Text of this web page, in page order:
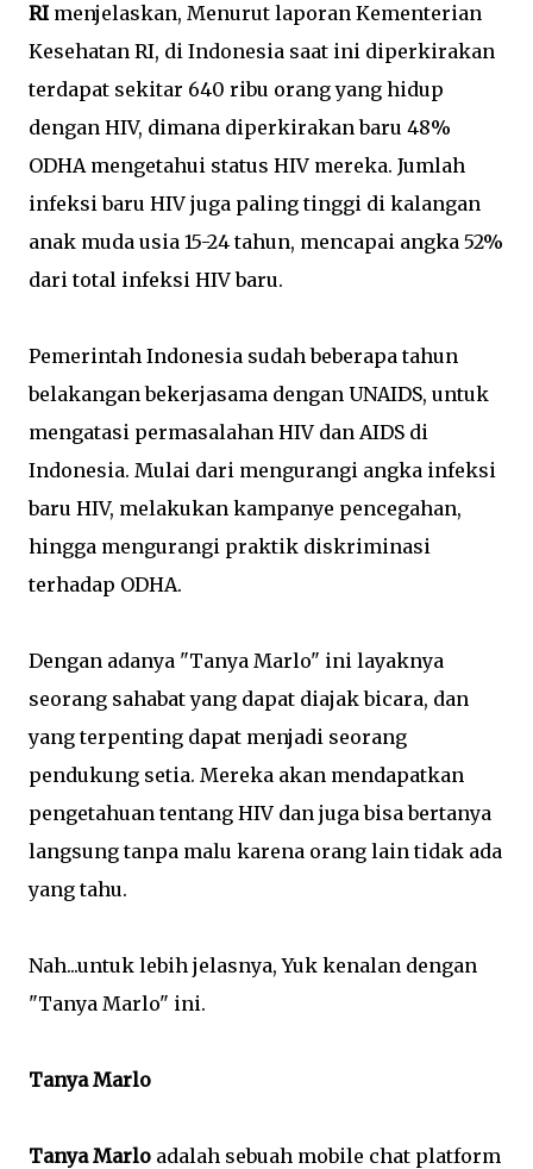
RI menjelaskan, Menurut laporan Kementerian
Kesehatan RI, di Indonesia saat ini diperkirakan
terdapat sekitar 640 ribu orang yang hidup
dengan HIV, dimana diperkirakan baru 48%
ODHA mengetahui status HIV mereka. Jumlah
infeksi baru HIV juga paling tinggi di kalangan
anak muda usia 15-24 tahun, mencapai angka 52%
dari total infeksi HIV baru.
Pemerintah Indonesia sudah beberapa tahun
belakangan bekerjasama dengan UNAIDS, untuk
mengatasi permasalahan HIV dan AIDS di
Indonesia. Mulai dari mengurangi angka infeksi
baru HIV, melakukan kampanye pencegahan,
hingga mengurangi praktik diskriminasi
terhadap ODHA.
Dengan adanya "Tanya Marlo" ini layaknya
seorang sahabat yang dapat diajak bicara, dan
yang terpenting dapat menjadi seorang
pendukung setia. Mereka akan mendapatkan
pengetahuan tentang HIV dan juga bisa bertanya
langsung tanpa malu karena orang lain tidak ada
yang tahu.
Nah...untuk lebih jelasnya, Yuk kenalan dengan
"Tanya Marlo" ini.
Tanya Marlo
Tanya Marlo adalah sebuah mobile chat platform